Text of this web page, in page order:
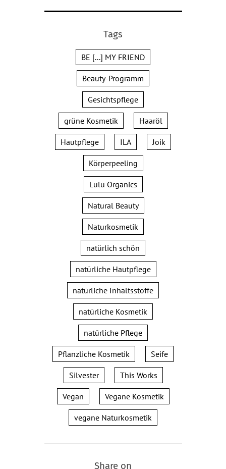
Tags
BE [...] MY FRIEND
Beauty-Programm
Gesichtspflege
grüne Kosmetik Haaröl
Hautpflege ILA Joik
Körperpeeling
Lulu Organics
Natural Beauty
Naturkosmetik
natürlich schön
natürliche Hautpflege
natürliche Inhaltsstoffe
natürliche Kosmetik
natürliche Pflege
Pflanzliche Kosmetik Seife
Silvester This Works
Vegan Vegane Kosmetik
vegane Naturkosmetik
Share on